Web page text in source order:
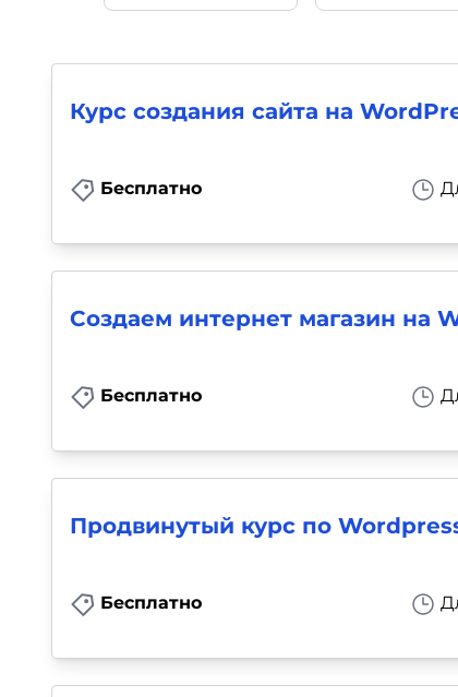
Курс создания сайта на
Бесплатно
Создаем интернет магазин на
Бесплатно
Продвинутый курс по
Бесплатно
Для детей
Красота, здоровье, фитнес
Психология и
Прочее
Репетиторы